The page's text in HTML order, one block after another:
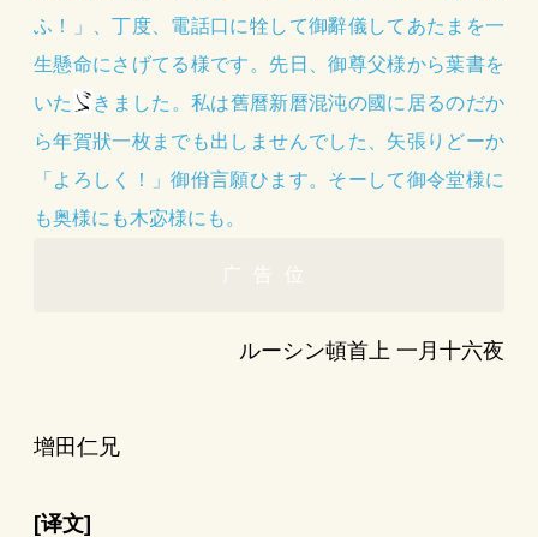
ふ！」、丁度、電話口に牷して御辭儀してあたまを一
生懸命にさげてる様です。先日、御尊父様から葉書を
いた
きました。私は舊曆新曆混沌の國に居るのだか
ら年賀狀一枚までも出しませんでした、矢張りどーか
「よろしく！」御佾言願ひます。そーして御令堂様に
も奥様にも木宓様にも。
广告位
ルーシン頓首上 一月十六夜
增田仁兄
[译文]